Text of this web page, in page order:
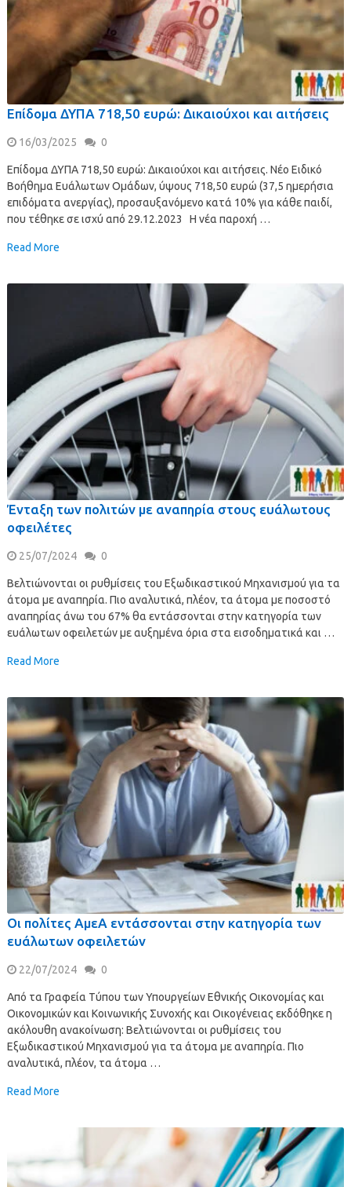
Επίδομα ΔΥΠΑ 718,50 ευρώ: Δικαιούχοι και αιτήσεις
16/03/2025 0
Επίδομα ΔΥΠΑ 718,50 ευρώ: Δικαιούχοι και αιτήσεις. Νέο Ειδικό
Βοήθημα Ευάλωτων Ομάδων, ύψους 718,50 ευρώ (37,5 ημερήσια
επιδόματα ανεργίας), προσαυξανόμενο κατά 10% για κάθε παιδί,
που τέθηκε σε ισχύ από 29.12.2023 Η νέα παροχή …
Read More
Ένταξη των πολιτών με αναπηρία στους ευάλωτους
οφειλέτες
25/07/2024 0
Βελτιώνονται οι ρυθμίσεις του Εξωδικαστικού Μηχανισμού για τα
άτομα με αναπηρία. Πιο αναλυτικά, πλέον, τα άτομα με ποσοστό
αναπηρίας άνω του 67% θα εντάσσονται στην κατηγορία των
ευάλωτων οφειλετών με αυξημένα όρια στα εισοδηματικά και …
Read More
Οι πολίτες ΑμεΑ εντάσσονται στην κατηγορία των
ευάλωτων οφειλετών
22/07/2024 0
Από τα Γραφεία Τύπου των Υπουργείων Εθνικής Οικονομίας και
Οικονομικών και Κοινωνικής Συνοχής και Οικογένειας εκδόθηκε η
ακόλουθη ανακοίνωση: Βελτιώνονται οι ρυθμίσεις του
Εξωδικαστικού Μηχανισμού για τα άτομα με αναπηρία. Πιο
αναλυτικά, πλέον, τα άτομα …
Read More